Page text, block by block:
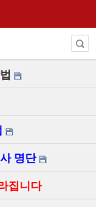
명단
집니다